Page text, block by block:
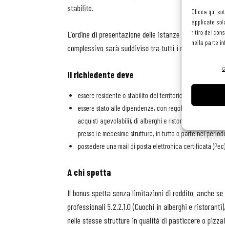
Clicca qui
applicate
ritiro del
nella parte
stabilito.
L’ordine di presentazione delle istanze non
complessivo sarà suddiviso tra tutti i richiedenti nei
Il richiedente deve
essere residente o stabilito del territorio dello Stato e
essere stato alle dipendenze, con regolare contratto
acquisti agevolabili), di alberghi e ristoranti, o titolari
presso le medesime strutture, in tutto o parte nel
possedere una mail di posta elettronica certificata
A chi spetta
Il bonus spetta senza limitazioni di reddito, anche
professionali 5.2.2.1.0 (Cuochi in alberghi e
nelle stesse strutture in qualità di pasticcere o